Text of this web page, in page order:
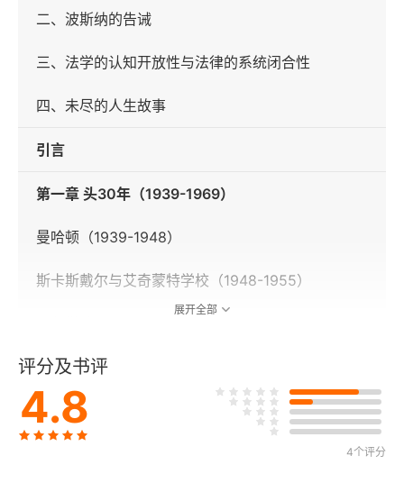
二、波斯纳的告诫
三、法学的认知开放性与法律的系统闭合性
四、未尽的人生故事
引言
第一章 头30年（1939-1969）
曼哈顿（1939-1948）
斯卡斯戴尔与艾奇蒙特学校（1948-1955）
哈佛法学院和《哈佛法律评论》（1959-1962）
布伦南大法官的助理（1962-1963）
展开全部
评分及书评
4.8
4个评分